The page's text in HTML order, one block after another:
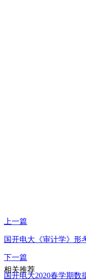
上一篇
国开电大《审计学》形
下一篇
国开电大2020春学期数
相关推荐